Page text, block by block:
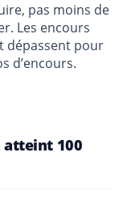
pas moins de
Les encours
dépassent pour
d’encours.
atteint 100